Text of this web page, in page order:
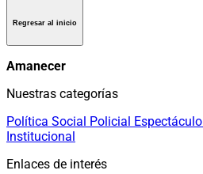
Regresar al inicio
Amanecer
Nuestras categorías
Política Social Policial Espectáculo
Institucional
Enlaces de interés